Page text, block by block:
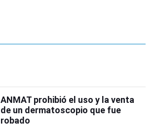
ANMAT prohibió el uso y la venta
de un dermatoscopio que fue
robado